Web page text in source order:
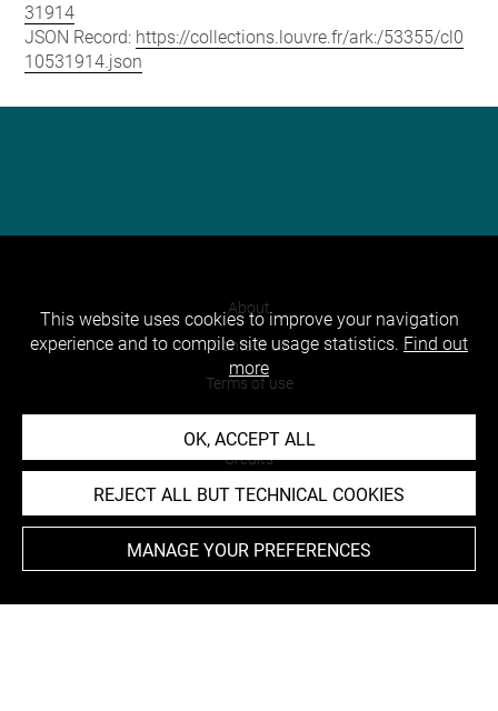
31914
JSON Record: https://collections.louvre.fr/ark:/53355/cl0
10531914.json
About
Contact Us
Terms of use
Cookies
Credits
Accessibility : non compliant
This website uses cookies to improve your navigation
experience and to compile site usage statistics. Find out
more
OK, ACCEPT ALL
REJECT ALL BUT TECHNICAL COOKIES
MANAGE YOUR PREFERENCES